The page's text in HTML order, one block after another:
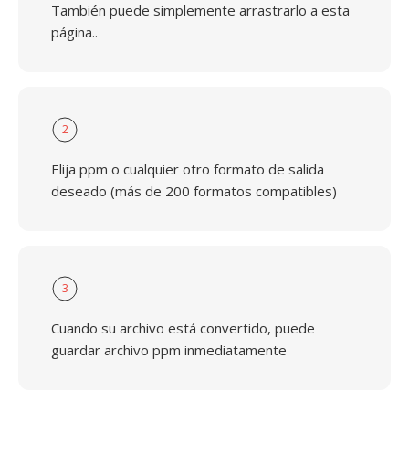
También puede simplemente arrastrarlo a esta
página..
2
Elija ppm o cualquier otro formato de salida
deseado (más de 200 formatos compatibles)
3
Cuando su archivo está convertido, puede
guardar archivo ppm inmediatamente